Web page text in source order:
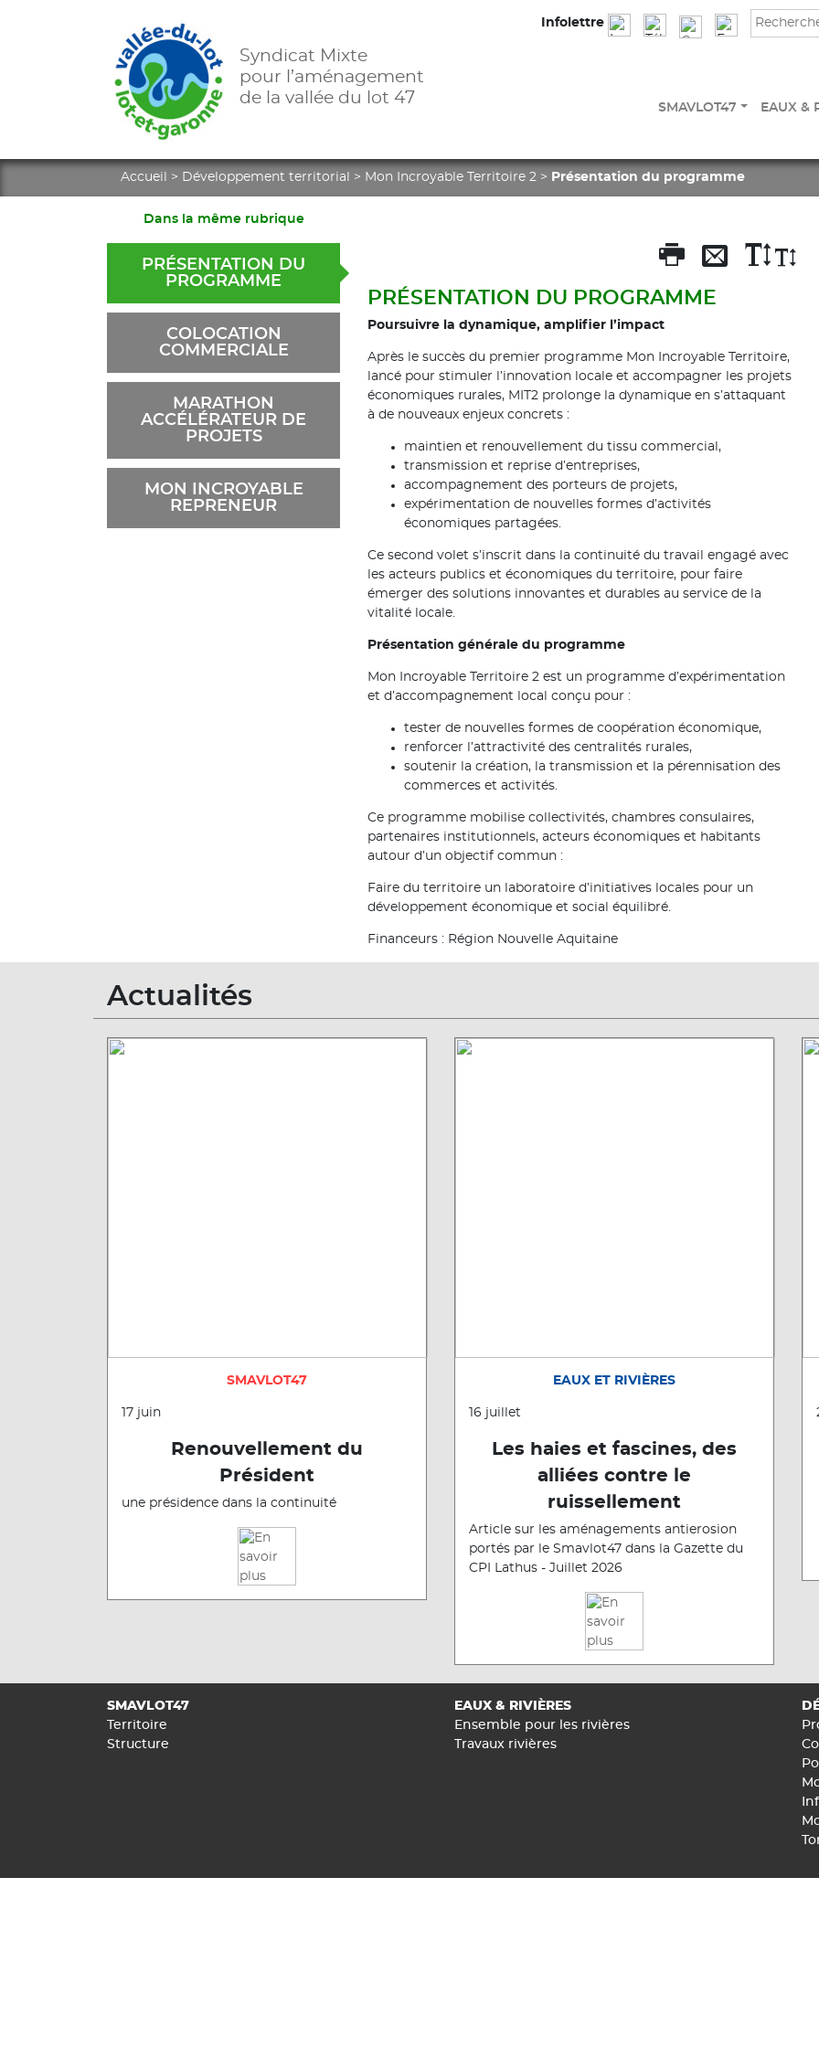
Syndicat Mixte
pour l’aménagement
de la vallée du lot 47
Infolettre
SMAVLOT47 EAUX &
Accueil > Développement territorial > Mon Incroyable Territoire 2 > Présentation du programme
Dans la même rubrique
PRÉSENTATION DU
PROGRAMME
COLOCATION
COMMERCIALE
MARATHON
ACCÉLÉRATEUR DE
PROJETS
MON INCROYABLE
REPRENEUR
PRÉSENTATION DU PROGRAMME
Poursuivre la dynamique, amplifier l’impact
Après le succès du premier programme Mon Incroyable Territoire,
lancé pour stimuler l’innovation locale et accompagner les projets
économiques rurales, MIT2 prolonge la dynamique en s’attaquant
à de nouveaux enjeux concrets :
maintien et renouvellement du tissu commercial,
transmission et reprise d’entreprises,
accompagnement des porteurs de projets,
expérimentation de nouvelles formes d’activités
économiques partagées.
Ce second volet s’inscrit dans la continuité du travail engagé avec
les acteurs publics et économiques du territoire, pour faire
émerger des solutions innovantes et durables au service de la
vitalité locale.
Présentation générale du programme
Mon Incroyable Territoire 2 est un programme d’expérimentation
et d’accompagnement local conçu pour :
tester de nouvelles formes de coopération économique,
renforcer l’attractivité des centralités rurales,
soutenir la création, la transmission et la pérennisation des
commerces et activités.
Ce programme mobilise collectivités, chambres consulaires,
partenaires institutionnels, acteurs économiques et habitants
autour d’un objectif commun :
Faire du territoire un laboratoire d’initiatives locales pour un
développement économique et social équilibré.
Financeurs : Région Nouvelle Aquitaine
Actualités
SMAVLOT47
17 juin
Renouvellement du
Président
une présidence dans la continuité
EAUX ET RIVIÈRES
16 juillet
Les haies et fascines, des
alliées contre le
ruissellement
Article sur les aménagements antierosion
portés par le Smavlot47 dans la Gazette du
CPI Lathus - Juillet 2026
SMAVLOT47
Territoire
Structure
EAUX & RIVIÈRES
Ensemble pour les rivières
Travaux rivières